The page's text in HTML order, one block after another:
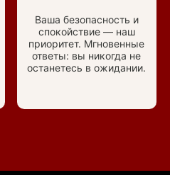
Ваша безопасность и
спокойствие — наш
приоритет. Мгновенные
ответы: вы никогда не
останетесь в ожидании.